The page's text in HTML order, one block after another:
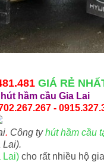
GIÁ RẺ
hút hầm cầu Gia Lai
-
. Công tyhút hầm cầu
Lai).
Lai) cho rất nhiều hộ